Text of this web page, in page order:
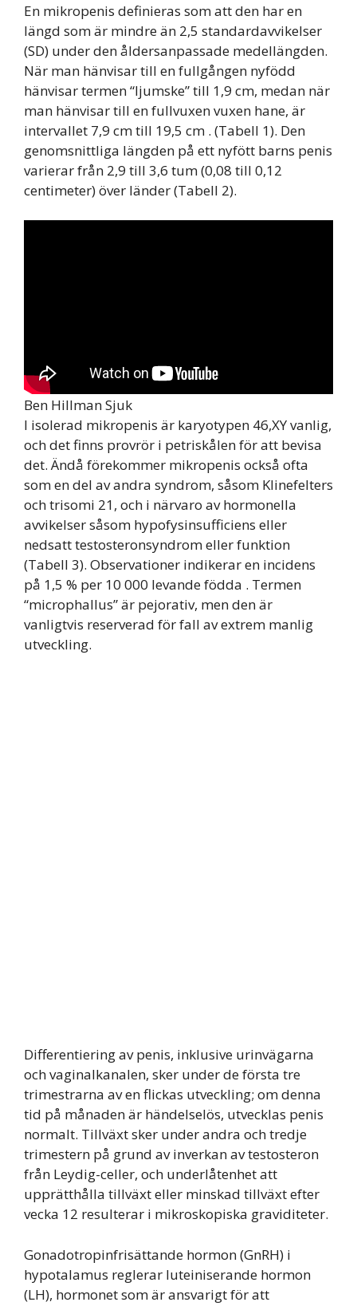
En mikropenis definieras som att den har en
längd som är mindre än 2,5 standardavvikelser
(SD) under den åldersanpassade medellängden.
När man hänvisar till en fullgången nyfödd
hänvisar termen “ljumske” till 1,9 cm, medan när
man hänvisar till en fullvuxen vuxen hane, är
intervallet 7,9 cm till 19,5 cm . (Tabell 1). Den
genomsnittliga längden på ett nyfött barns penis
varierar från 2,9 till 3,6 tum (0,08 till 0,12
centimeter) över länder (Tabell 2).
Ben Hillman Sjuk
I isolerad mikropenis är karyotypen 46,XY vanlig,
och det finns provrör i petriskålen för att bevisa
det. Ändå förekommer mikropenis också ofta
som en del av andra syndrom, såsom Klinefelters
och trisomi 21, och i närvaro av hormonella
avvikelser såsom hypofysinsufficiens eller
nedsatt testosteronsyndrom eller funktion
(Tabell 3). Observationer indikerar en incidens
på 1,5 % per 10 000 levande födda . Termen
“microphallus” är pejorativ, men den är
vanligtvis reserverad för fall av extrem manlig
utveckling.
Differentiering av penis, inklusive urinvägarna
och vaginalkanalen, sker under de första tre
trimestrarna av en flickas utveckling; om denna
tid på månaden är händelselös, utvecklas penis
normalt. Tillväxt sker under andra och tredje
trimestern på grund av inverkan av testosteron
från Leydig-celler, och underlåtenhet att
upprätthålla tillväxt eller minskad tillväxt efter
vecka 12 resulterar i mikroskopiska graviditeter.
Gonadotropinfrisättande hormon (GnRH) i
hypotalamus reglerar luteiniserande hormon
(LH), hormonet som är ansvarigt för att